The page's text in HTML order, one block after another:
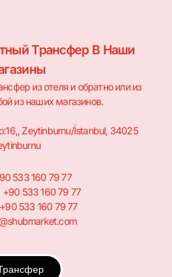
Трансфер В Наши
из отеля и обратно или из
из наших магазинов.
Zeytinburnu/İstanbul, 34025
533 160 79 77
+90 533 160 79 77
+90 533 160 79 77